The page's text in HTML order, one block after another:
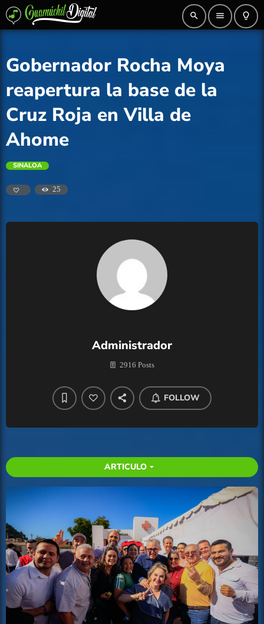
search menu lightbulb_outline
Gobernador Rocha Moya
reapertura la base de la
Cruz Roja en Villa de
Ahome
SINALOA
25
Administrador
2916 Posts
FOLLOW
ARTICULO arrow_drop_down